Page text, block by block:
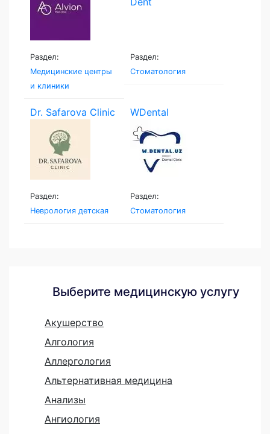
Раздел:
Медицинские центры
и клиники
Раздел:
Стоматология
Dr. Safarova Clinic
Раздел:
Неврология детская
WDental
Раздел:
Стоматология
Выберите медицинскую услугу
Акушерство
Алгология
Аллергология
Альтернативная медицина
Анализы
Ангиология